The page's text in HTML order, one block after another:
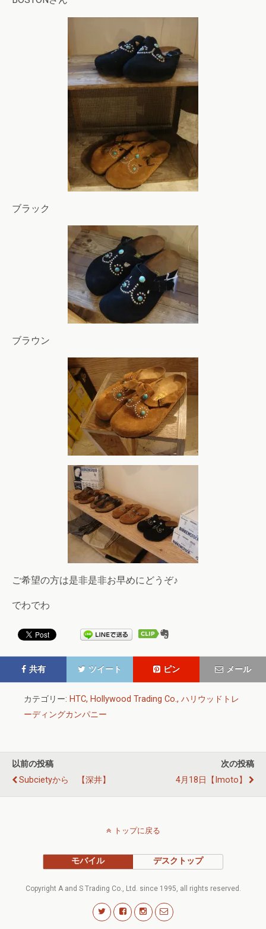
ブラック
ブラウン
ご希望の方は是非是非お早めにどうぞ♪
でわでわ
共有 ツイート ピン メール
カテゴリー: HTC, Hollywood Trading Co., ハリウッドトレ
ーディングカンパニー
以前の投稿
Subcietyから 【深井】
次の投稿
4月18日【imoto】
トップに戻る
モバイル デスクトップ
Copyright A and S Trading Co., Ltd. since 1995, all rights reserved.